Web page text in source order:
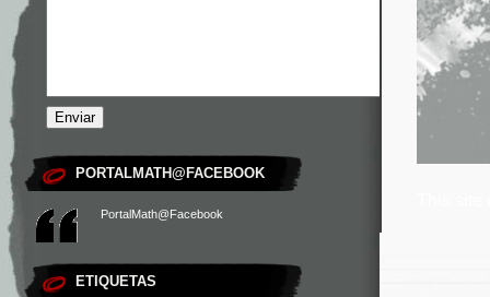
PORTALMATH@FACEBOOK
PortalMath@Facebook
ETIQUETAS